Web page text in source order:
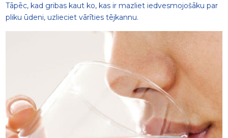
Tāpēc, kad gribas kaut ko, kas ir mazliet iedvesmojošāku par
pliku ūdeni, uzlieciet vārīties tējkannu.